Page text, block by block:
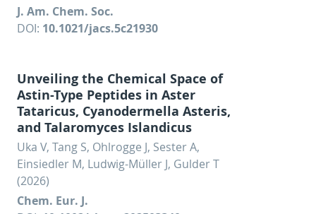
J. Am. Chem. Soc.
DOI: 10.1021/jacs.5c21930
Unveiling the Chemical Space of
Astin-Type Peptides in Aster
Tataricus, Cyanodermella Asteris,
and Talaromyces Islandicus
Uka V, Tang S, Ohlrogge J, Sester A,
Einsiedler M, Ludwig-Müller J, Gulder T
(2026)
Chem. Eur. J.